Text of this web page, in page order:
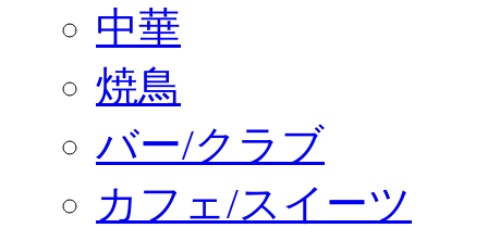
中華
焼鳥
バー/クラブ
カフェ/スイーツ